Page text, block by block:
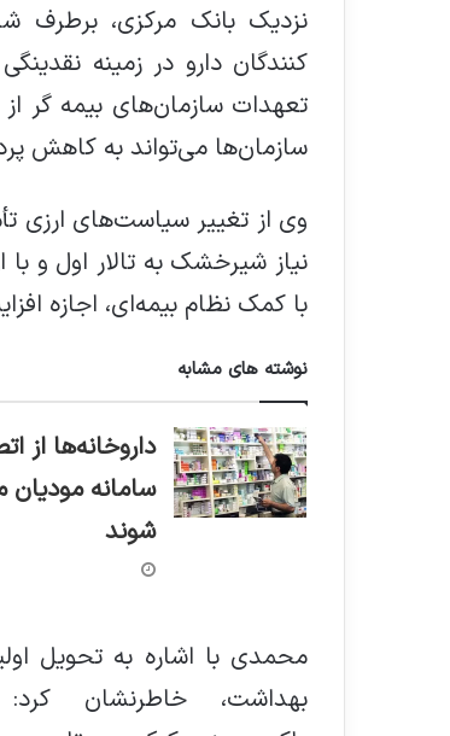
نزدیک بانک مرکزی، برطرف
کنندگان دارو در زمینه
تعهدات سازمان‌های بیمه گر
سازمان‌ها می‌تواند به کاهش
وی از تغییر سیاست‌های ارزی
با کمک نظام بیمه‌ای، اجازه
نوشته های مشابه
داروخانه‌ها از
سامانه مودیان
شوند
محمدی با اشاره به تحویل